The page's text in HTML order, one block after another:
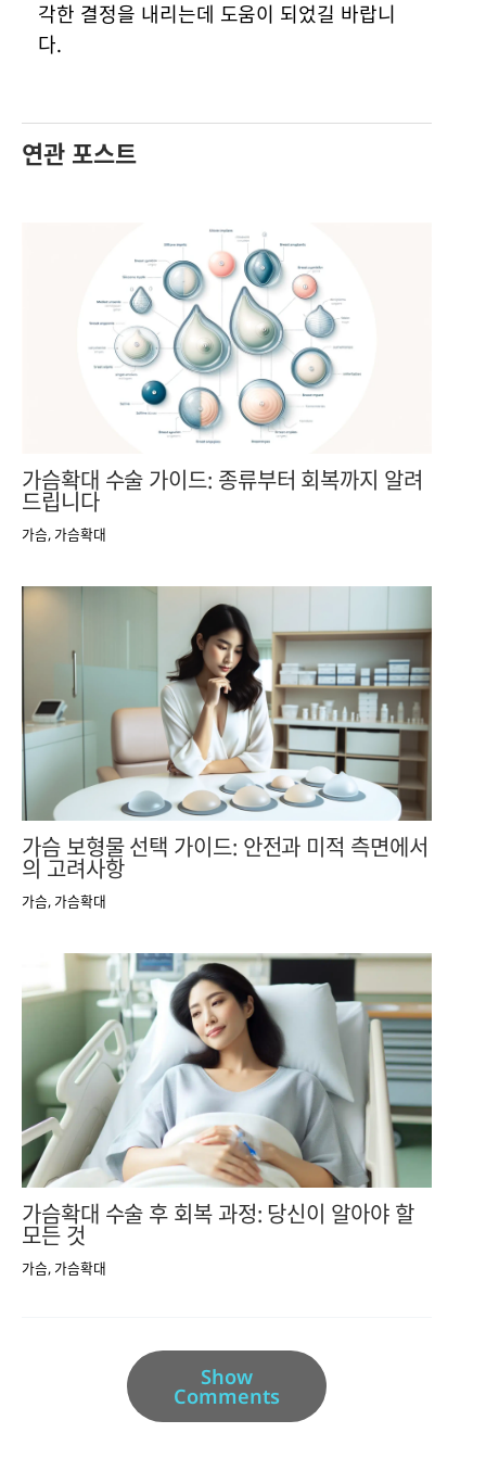
각한 결정을 내리는데 도움이 되었길 바랍니
다.
연관 포스트
가슴확대 수술 가이드: 종류부터 회복까지 알려
드립니다
가슴, 가슴확대
가슴 보형물 선택 가이드: 안전과 미적 측면에서
의 고려사항
가슴, 가슴확대
가슴확대 수술 후 회복 과정: 당신이 알아야 할
모든 것
가슴, 가슴확대
Show
Comments